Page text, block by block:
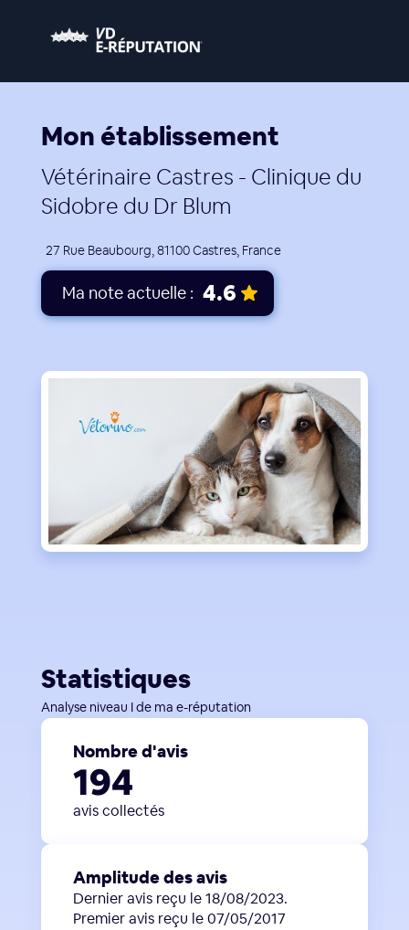
Mon établissement
Vétérinaire Castres - Clinique du
Sidobre du Dr Blum
27 Rue Beaubourg, 81100 Castres, France
Ma note actuelle : 4.6
Statistiques
Analyse niveau I de ma e-réputation
Nombre d'avis
194
avis collectés
Amplitude des avis
Dernier avis reçu le 18/08/2023.
Premier avis reçu le 07/05/2017